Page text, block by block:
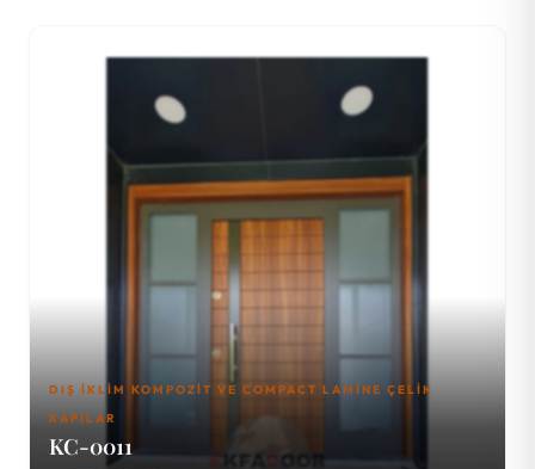
DIŞ İKLIM KOMPOZIT VE COMPACT LAMINE ÇELIK
KAPILAR
KC-0011